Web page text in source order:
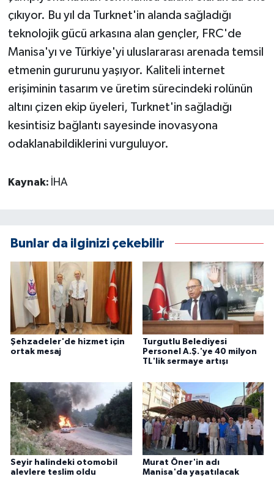
çıkıyor. Bu yıl da Turknet'in alanda sağladığı
teknolojik gücü arkasına alan gençler, FRC'de
Manisa'yı ve Türkiye'yi uluslararası arenada temsil
etmenin gururunu yaşıyor. Kaliteli internet
erişiminin tasarım ve üretim sürecindeki rolünün
altını çizen ekip üyeleri, Turknet'in sağladığı
kesintisiz bağlantı sayesinde inovasyona
odaklanabildiklerini vurguluyor.
Kaynak: İHA
Bunlar da ilginizi çekebilir
Şehzadeler'de hizmet için
ortak mesaj
Turgutlu Belediyesi
Personel A.Ş.'ye 40 milyon
TL'lik sermaye artışı
Seyir halindeki otomobil
alevlere teslim oldu
Murat Öner'in adı
Manisa'da yaşatılacak